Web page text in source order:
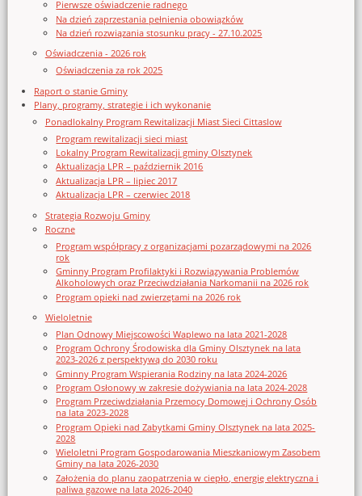
Pierwsze oświadczenie radnego
Na dzień zaprzestania pełnienia obowiązków
Na dzień rozwiązania stosunku pracy - 27.10.2025
Oświadczenia - 2026 rok
Oświadczenia za rok 2025
Raport o stanie Gminy
Plany, programy, strategie i ich wykonanie
Ponadlokalny Program Rewitalizacji Miast Sieci Cittaslow
Program rewitalizacji sieci miast
Lokalny Program Rewitalizacji gminy Olsztynek
Aktualizacja LPR – październik 2016
Aktualizacja LPR – lipiec 2017
Aktualizacja LPR – czerwiec 2018
Strategia Rozwoju Gminy
Roczne
Program współpracy z organizacjami pozarządowymi na 2026
rok
Gminny Program Profilaktyki i Rozwiązywania Problemów
Alkoholowych oraz Przeciwdziałania Narkomanii na 2026 rok
Program opieki nad zwierzętami na 2026 rok
Wieloletnie
Plan Odnowy Miejscowości Waplewo na lata 2021-2028
Program Ochrony Środowiska dla Gminy Olsztynek na lata
2023-2026 z perspektywą do 2030 roku
Gminny Program Wspierania Rodziny na lata 2024-2026
Program Osłonowy w zakresie dożywiania na lata 2024-2028
Program Przeciwdziałania Przemocy Domowej i Ochrony Osób
na lata 2023-2028
Program Opieki nad Zabytkami Gminy Olsztynek na lata 2025-
2028
Wieloletni Program Gospodarowania Mieszkaniowym Zasobem
Gminy na lata 2026-2030
Założenia do planu zaopatrzenia w ciepło, energię elektryczna i
paliwa gazowe na lata 2026-2040